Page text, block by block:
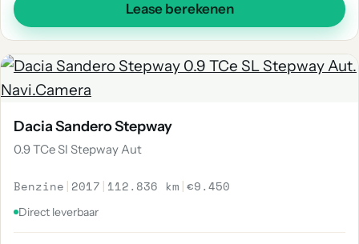
Lease berekenen
Dacia Sandero Stepway
0.9 TCe Sl Stepway Aut
Benzine | 2017 | 112.836 km |€9.450
Direct leverbaar